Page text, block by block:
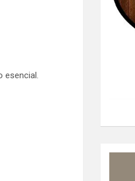
esencial.